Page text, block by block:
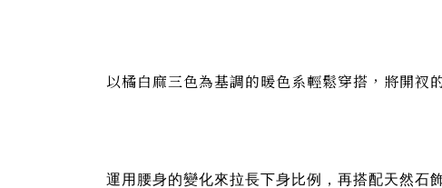
以橘白麻三色為基調的暖色系輕鬆穿搭，將開衩
運用腰身的變化來拉長下身比例，再搭配天然石